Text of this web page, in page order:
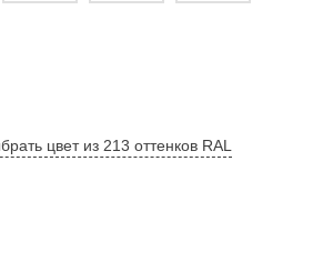
цвет из 213 оттенков RAL